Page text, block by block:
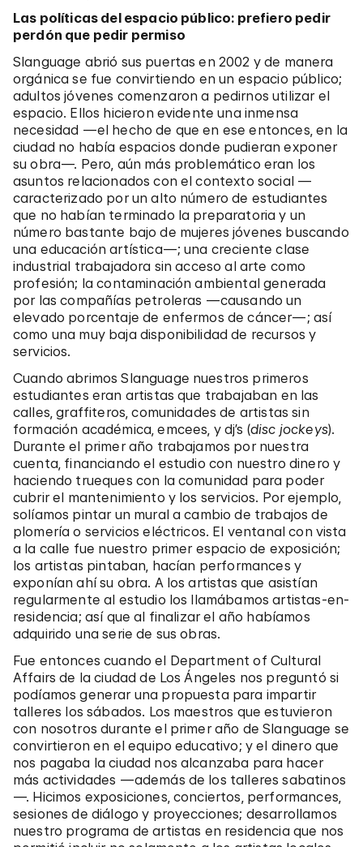
Las políticas del espacio público: prefiero pedir
perdón que pedir permiso
Slanguage abrió sus puertas en 2002 y de manera
orgánica se fue convirtiendo en un espacio público;
adultos jóvenes comenzaron a pedirnos utilizar el
espacio. Ellos hicieron evidente una inmensa
necesidad —el hecho de que en ese entonces, en la
ciudad no había espacios donde pudieran exponer
su obra—. Pero, aún más problemático eran los
asuntos relacionados con el contexto social —
caracterizado por un alto número de estudiantes
que no habían terminado la preparatoria y un
número bastante bajo de mujeres jóvenes buscando
una educación artística—; una creciente clase
industrial trabajadora sin acceso al arte como
profesión; la contaminación ambiental generada
por las compañías petroleras —causando un
elevado porcentaje de enfermos de cáncer—; así
como una muy baja disponibilidad de recursos y
servicios.
Cuando abrimos Slanguage nuestros primeros
estudiantes eran artistas que trabajaban en las
calles, graffiteros, comunidades de artistas sin
formación académica, emcees, y dj’s (disc jockeys).
Durante el primer año trabajamos por nuestra
cuenta, financiando el estudio con nuestro dinero y
haciendo trueques con la comunidad para poder
cubrir el mantenimiento y los servicios. Por ejemplo,
solíamos pintar un mural a cambio de trabajos de
plomería o servicios eléctricos. El ventanal con vista
a la calle fue nuestro primer espacio de exposición;
los artistas pintaban, hacían performances y
exponían ahí su obra. A los artistas que asistían
regularmente al estudio los llamábamos artistas-en-
residencia; así que al finalizar el año habíamos
adquirido una serie de sus obras.
Fue entonces cuando el Department of Cultural
Affairs de la ciudad de Los Ángeles nos preguntó si
podíamos generar una propuesta para impartir
talleres los sábados. Los maestros que estuvieron
con nosotros durante el primer año de Slanguage se
convirtieron en el equipo educativo; y el dinero que
nos pagaba la ciudad nos alcanzaba para hacer
más actividades —además de los talleres sabatinos
—. Hicimos exposiciones, conciertos, performances,
sesiones de diálogo y proyecciones; desarrollamos
nuestro programa de artistas en residencia que nos